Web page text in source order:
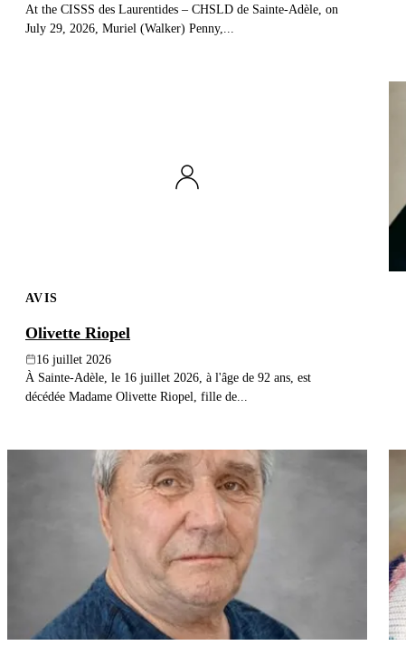
At the CISSS des Laurentides – CHSLD de Sainte-Adèle, on
July 29, 2026, Muriel (Walker) Penny,...
AVIS
Olivette Riopel
16 juillet 2026
À Sainte-Adèle, le 16 juillet 2026, à l'âge de 92 ans, est
décédée Madame Olivette Riopel, fille de...